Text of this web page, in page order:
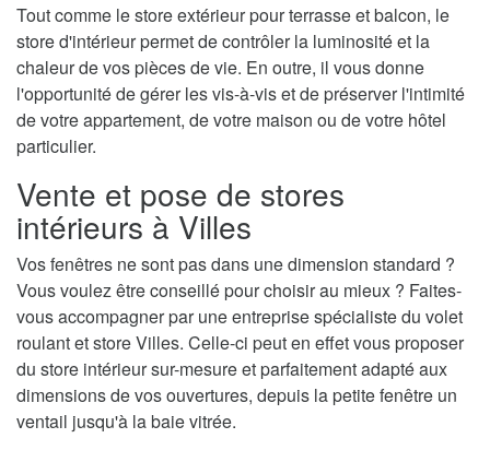
Tout comme le store extérieur pour terrasse et balcon, le
store d'intérieur permet de contrôler la luminosité et la
chaleur de vos pièces de vie. En outre, il vous donne
l'opportunité de gérer les vis-à-vis et de préserver l'intimité
de votre appartement, de votre maison ou de votre hôtel
particulier.
Vente et pose de stores
intérieurs à Villes
Vos fenêtres ne sont pas dans une dimension standard ?
Vous voulez être conseillé pour choisir au mieux ? Faites-
vous accompagner par une entreprise spécialiste du volet
roulant et store Villes. Celle-ci peut en effet vous proposer
du store intérieur sur-mesure et parfaitement adapté aux
dimensions de vos ouvertures, depuis la petite fenêtre un
ventail jusqu'à la baie vitrée.